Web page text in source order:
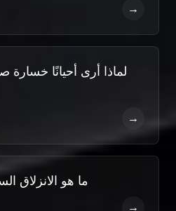
→
لماذا أرى أحيانًا خسارة
→
ما هو الانزلاق
→